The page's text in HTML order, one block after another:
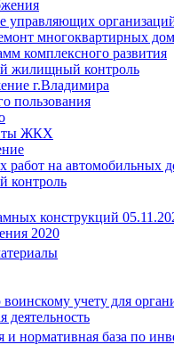
управляющих
многоквартирных
комплексного развития
жилищный контроль
г.Владимира
пользования
ЖКХ
работ на автомобильных
контроль
конструкций
2020
учету для
деятельность
и нормативная база по